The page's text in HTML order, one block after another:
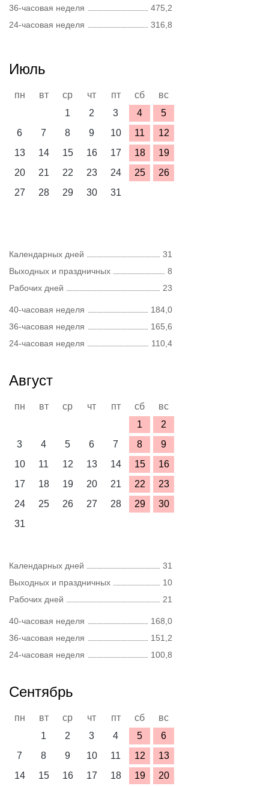
36-часовая неделя
475,2
24-часовая неделя
316,8
Июль
пн вт ср чт пт сб
вс
1
2 3 4
5
6
7 8 9 10 11
12
13
14 15 16 17 18
19
20
21 22 23 24 25
26
27
28 29 30 31
Календарных дней
31
Выходных и праздничных
8
Рабочих дней
23
40-часовая неделя
184,0
36-часовая неделя
165,6
24-часовая неделя
110,4
Август
пн вт ср чт пт сб
вс
1
2
3
4 5 6 7 8
9
10
11 12 13 14 15
16
17
18 19 20 21 22
23
24
25 26 27 28 29
30
31
Календарных дней
31
Выходных и праздничных
10
Рабочих дней
21
40-часовая неделя
168,0
36-часовая неделя
151,2
24-часовая неделя
100,8
Сентябрь
пн вт ср чт пт сб
вс
1
2 3 4 5
6
7
8 9 10 11 12
13
14
15 16 17 18 19
20